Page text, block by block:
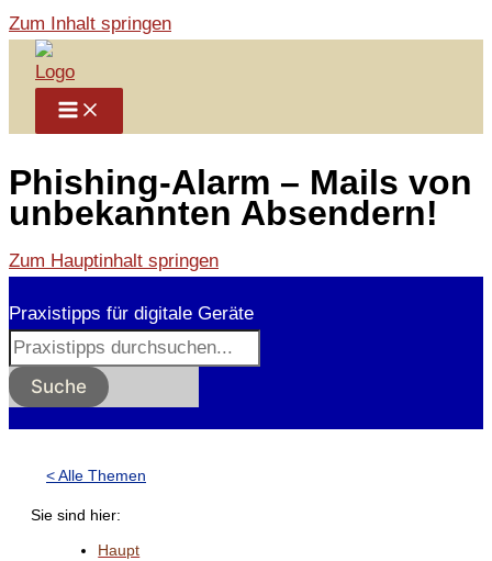
Zum Inhalt springen
Phishing-Alarm – Mails von
unbekannten Absendern!
Zum Hauptinhalt springen
Praxistipps für digitale Geräte
Suche
< Alle Themen
Sie sind hier:
Haupt